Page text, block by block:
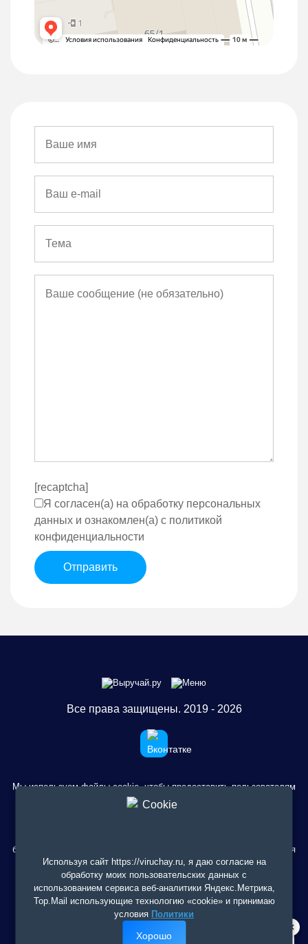
[recaptcha]
Я согласен(а) на обработку персональных
данных и ознакомлен(а) с политикой
конфиденциальности
Все права защищены. 2019 - 2026
Мы используем файлы cookie, чтобы предоставить пользователям
больше возможностей при посещении сайта Выручай.ру. Условия
использованиясмотрите здесь
банковских услуг и выдаче займов. Содержание сайта не является
рекомендацией или офертой, вся информация носит
ознакомительный характер. При использовании материалов
гиперссылка на https://viruchay.ru обязательна.
ИП Бурков Максим Сергеевич. ИНН: 290202505053. ОГРНИП:
325290000018816
Используя сайт https://viruchay.ru, я даю согласие на
обработку моих пользовательских данных с
использованием сервиса веб-аналитики Яндекс.Метрика,
Top.Mail использующие технологию «cookie» и принимаю
условия Политики
Хорошо
×